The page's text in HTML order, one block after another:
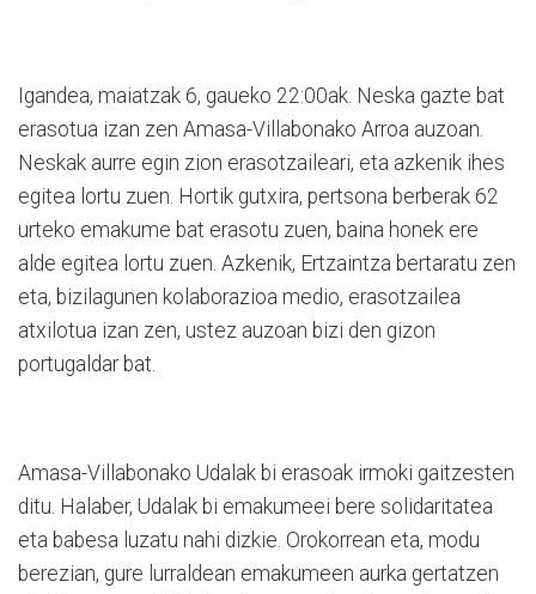
Igandea, maiatzak 6, gaueko 22:00ak. Neska gazte bat
erasotua izan zen Amasa-Villabonako Arroa auzoan.
Neskak aurre egin zion erasotzaileari, eta azkenik ihes
egitea lortu zuen. Hortik gutxira, pertsona berberak 62
urteko emakume bat erasotu zuen, baina honek ere
alde egitea lortu zuen. Azkenik, Ertzaintza bertaratu zen
eta, bizilagunen kolaborazioa medio, erasotzailea
atxilotua izan zen, ustez auzoan bizi den gizon
portugaldar bat.
Amasa-Villabonako Udalak bi erasoak irmoki gaitzesten
ditu. Halaber, Udalak bi emakumeei bere solidaritatea
eta babesa luzatu nahi dizkie. Orokorrean eta, modu
berezian, gure lurraldean emakumeen aurka gertatzen